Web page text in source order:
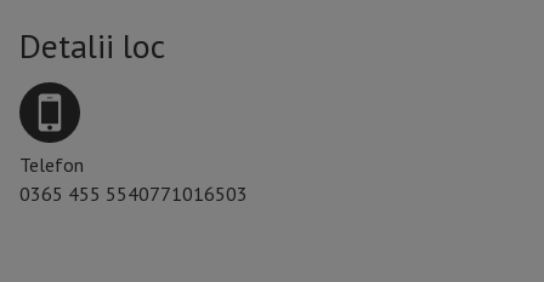
Detalii loc
Telefon
0365 455 5540771016503